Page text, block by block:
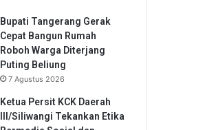
Bupati Tangerang Gerak
Cepat Bangun Rumah
Roboh Warga Diterjang
Puting Beliung
7 Agustus 2026
Ketua Persit KCK Daerah
III/Siliwangi Tekankan Etika